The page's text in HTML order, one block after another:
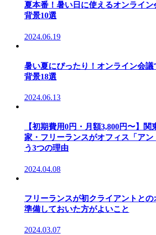
夏本番！暑い日に使えるオンライ
背景10選
2024.06.19
暑い夏にぴったり！オンライン会
背景18選
2024.06.13
【初期費用0円・月額3,800円〜】
家・フリーランスがオフィス「ア
う3つの理由
2024.04.08
フリーランスが初クライアントと
準備しておいた方がよいこと
2024.03.07